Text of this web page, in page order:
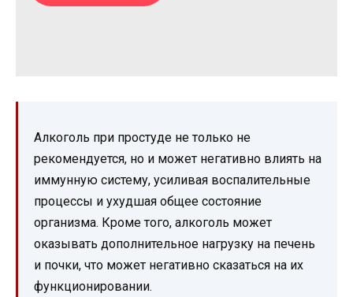
Алкоголь при простуде не только не
рекомендуется, но и может негативно влиять на
иммунную систему, усиливая воспалительные
процессы и ухудшая общее состояние
организма. Кроме того, алкоголь может
оказывать дополнительное нагрузку на печень
и почки, что может негативно сказаться на их
функционировании.